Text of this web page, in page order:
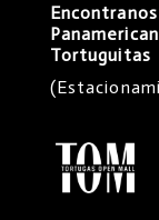
Tortuguitas